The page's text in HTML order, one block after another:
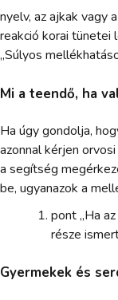
nyelv, az ajkak vagy
reakció korai tünetei
„Súlyos
Mi a teendő, ha
Ha úgy gondolja,
azonnal kérjen
a segítség
be, ugyanazok a
pont „Ha
része
Gyermekek és